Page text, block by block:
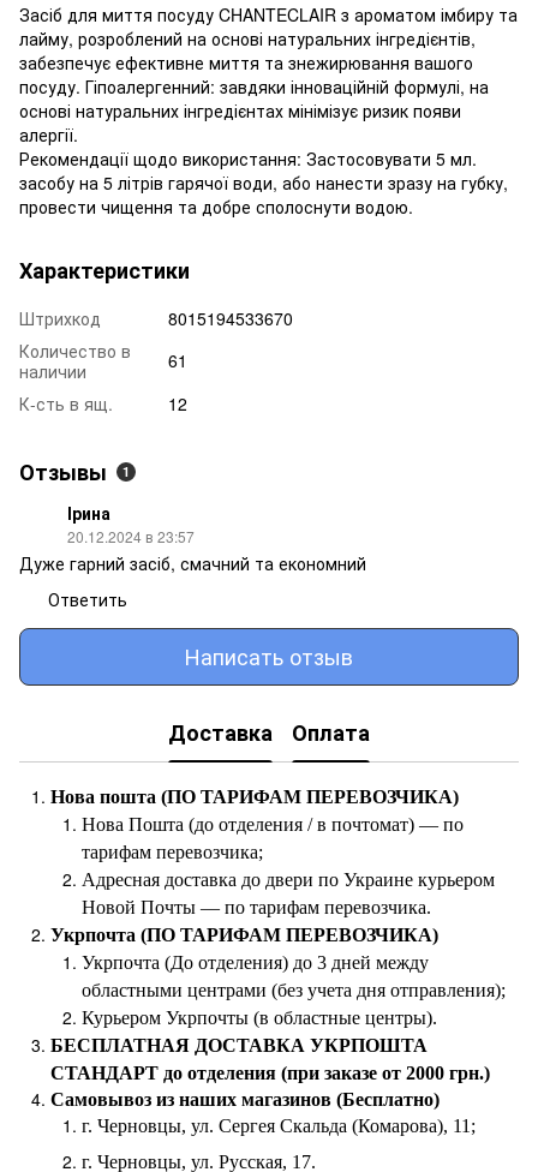
Засіб для миття посуду CHANTECLAIR з ароматом імбиру та
лайму, розроблений на основі натуральних інгредієнтів,
забезпечує ефективне миття та знежирювання вашого
посуду. Гіпоалергенний: завдяки інноваційній формулі, на
основі натуральних інгредієнтах мінімізує ризик появи
алергії.
Рекомендації щодо використання: Застосовувати 5 мл.
засобу на 5 літрів гарячої води, або нанести зразу на губку,
провести чищення та добре сполоснути водою.
Характеристики
Штрихкод
8015194533670
Количество в
наличии
61
К-сть в ящ.
12
Отзывы 1
Ірина
20.12.2024 в 23:57
Дуже гарний засіб, смачний та економний
Ответить
Написать отзыв
Доставка Оплата
Нова пошта (ПО ТАРИФАМ ПЕРЕВОЗЧИКА)
Нова Пошта (до отделения / в почтомат) — по
тарифам перевозчика;
Адресная доставка до двери по Украине курьером
Новой Почты — по тарифам перевозчика.
Укрпочта (ПО ТАРИФАМ ПЕРЕВОЗЧИКА)
Укрпочта (До отделения) до 3 дней между
областными центрами (без учета дня отправления);
Курьером Укрпочты (в областные центры).
БЕСПЛАТНАЯ ДОСТАВКА УКРПОШТА
СТАНДАРТ до отделения (при заказе от 2000 грн.)
Самовывоз из наших магазинов (Бесплатно)
г. Черновцы, ул. Сергея Скальда (Комарова), 11;
г. Черновцы, ул. Русская, 17.